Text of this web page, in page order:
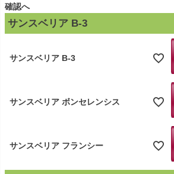
確認へ
サンスベリア B-3
サンスベリア B-3
サンスベリア ボンセレンシス
サンスベリア フランシー